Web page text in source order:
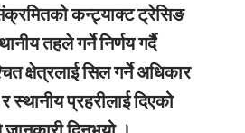
कन्ट्याक्ट ट्रेसिङ
तहले गर्ने निर्णय गर्दै
क्षेत्रलाई सिल गर्ने अधिकार
स्थानीय प्रहरीलाई दिएको